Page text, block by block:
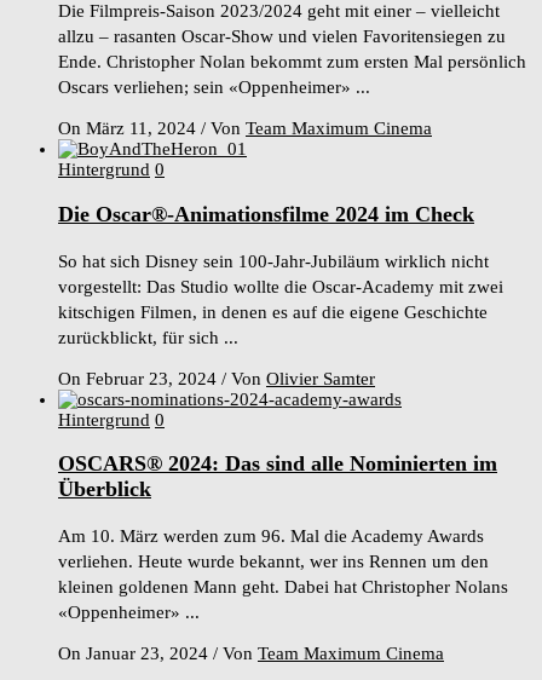
Die Filmpreis-Saison 2023/2024 geht mit einer – vielleicht
allzu – rasanten Oscar-Show und vielen Favoritensiegen zu
Ende. Christopher Nolan bekommt zum ersten Mal persönlich
Oscars verliehen; sein «Oppenheimer» ...
On März 11, 2024 / Von Team Maximum Cinema
Hintergrund 0
Die Oscar®-Animationsfilme 2024 im Check
So hat sich Disney sein 100-Jahr-Jubiläum wirklich nicht
vorgestellt: Das Studio wollte die Oscar-Academy mit zwei
kitschigen Filmen, in denen es auf die eigene Geschichte
zurückblickt, für sich ...
On Februar 23, 2024 / Von Olivier Samter
Hintergrund 0
OSCARS® 2024: Das sind alle Nominierten im
Überblick
Am 10. März werden zum 96. Mal die Academy Awards
verliehen. Heute wurde bekannt, wer ins Rennen um den
kleinen goldenen Mann geht. Dabei hat Christopher Nolans
«Oppenheimer» ...
On Januar 23, 2024 / Von Team Maximum Cinema